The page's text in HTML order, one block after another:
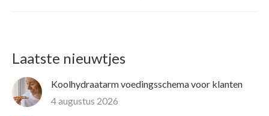
Laatste nieuwtjes
Koolhydraatarm voedingsschema voor klanten
4 augustus 2026